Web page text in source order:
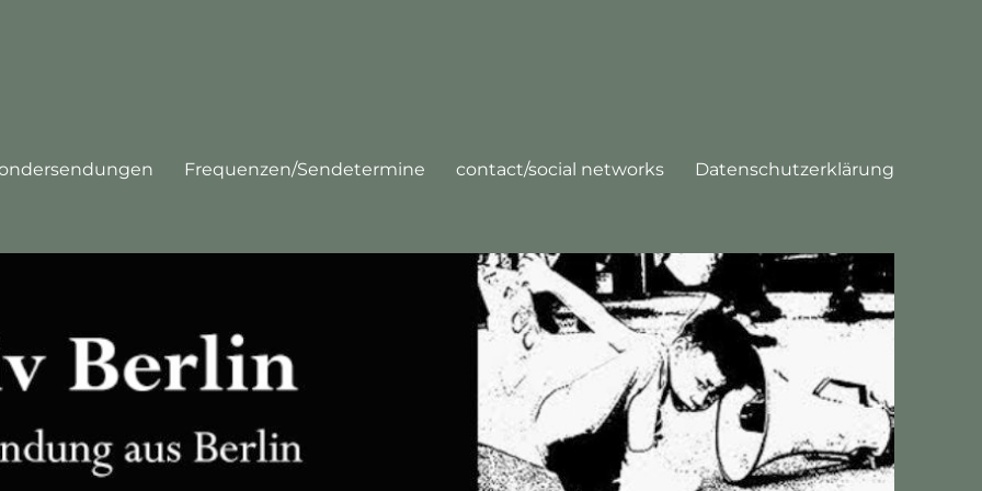
Frequenzen/Sendetermine contact/social networks Datenschutzerklärung